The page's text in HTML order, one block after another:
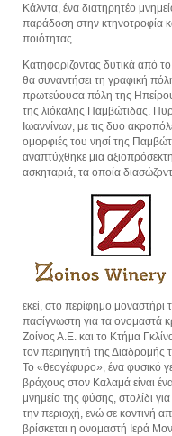
Κάλντα, ένα διατηρητέο
παράδοση στην κτηνοτροφία
ποιότητας.
Κατηφορίζοντας δυτικά από
θα συναντήσει τη γραφική
πρωτεύουσα πόλη της
της λιόκαλης Παμβώτιδας.
Ιωαννίνων, με τις δυο
ομορφιές του νησί της
αναπτύχθηκε μια
ασκηταριά, τα οποία
εκεί, στο περίφημο
πασίγνωστη για τα ονομαστά
Ζοίνος Α.Ε. και το Κτήμα
τον περιηγητή της Διαδρομής
Το «θεογέφυρο», ένα φυσικό
βράχους στον Καλαμά είναι
μνημείο της φύσης, στολίδι
την περιοχή, ενώ σε κοντινή
βρίσκεται η ονομαστή Ιερά